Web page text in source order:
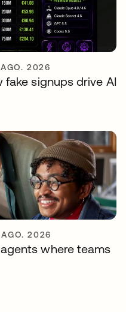
2026
fake signups drive AI
2026
where teams